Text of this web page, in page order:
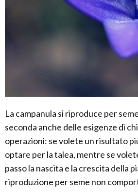
La campanula si riproduce per
seconda anche delle esigenze di
operazioni: se volete un risultato
optare per la talea, mentre se
passo la nascita e la crescita della
riproduzione per seme non